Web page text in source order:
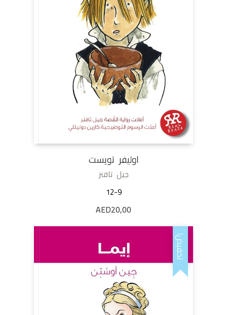
اوليفر تويست
جيل تافنز
12-9
AED20,00
تخفيض!